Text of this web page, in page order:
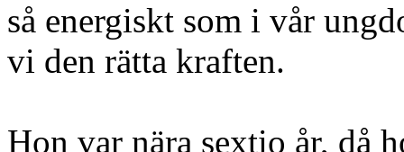
så energiskt som i vår
vi den rätta kraften.
Hon var nära sextio år, då